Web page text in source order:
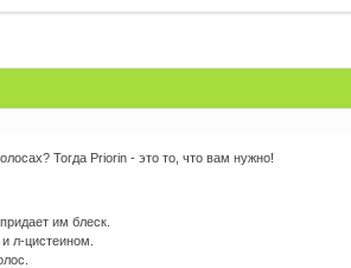
Тогда Priorin - это то, что вам нужно!
им блеск.
л-цистеином.